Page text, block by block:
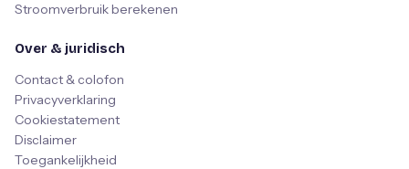
Stroomverbruik berekenen
Over & juridisch
Contact & colofon
Privacyverklaring
Cookiestatement
Disclaimer
Toegankelijkheid